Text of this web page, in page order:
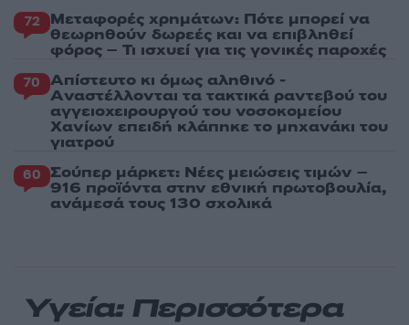
72 Μεταφορές χρημάτων: Πότε μπορεί να
θεωρηθούν δωρεές και να επιβληθεί
φόρος – Τι ισχυεί για τις γονικές παροχές
70 Απίστευτο κι όμως αληθινό -
Aναστέλλονται τα τακτικά ραντεβού του
αγγειοχειρουργού του νοσοκομείου
Χανίων επειδή κλάπηκε το μηχανάκι του
γιατρού
60 Σούπερ μάρκετ: Νέες μειώσεις τιμών –
916 προϊόντα στην εθνική πρωτοβουλία,
ανάμεσά τους 130 σχολικά
Υγεία: Περισσότερα